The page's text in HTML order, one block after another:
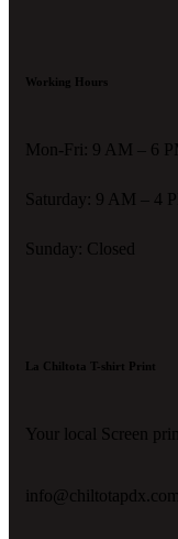
Working Hours
Mon-Fri: 9 AM – 6
Saturday: 9 AM – 4
Sunday: Closed
La Chiltota T-shirt Print
Your local Screen
info@chiltotapdx.com